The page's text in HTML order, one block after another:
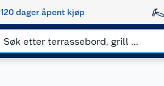
120 dager åpent kjøp